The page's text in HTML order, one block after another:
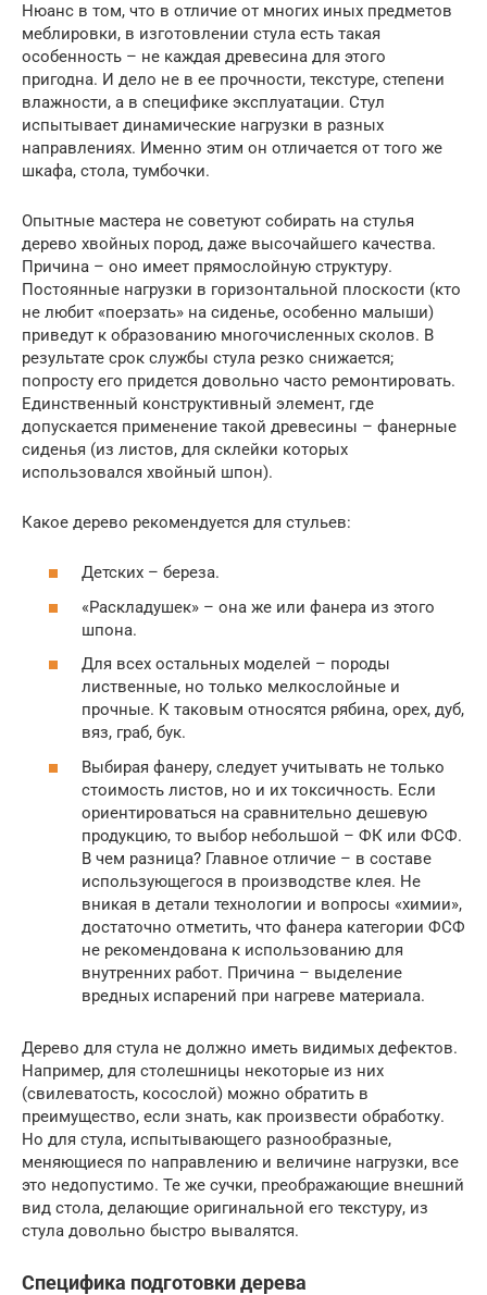
Нюанс в том, что в отличие от многих иных предметов
меблировки, в изготовлении стула есть такая
особенность – не каждая древесина для этого
пригодна. И дело не в ее прочности, текстуре, степени
влажности, а в специфике эксплуатации. Стул
испытывает динамические нагрузки в разных
направлениях. Именно этим он отличается от того же
шкафа, стола, тумбочки.
Опытные мастера не советуют собирать на стулья
дерево хвойных пород, даже высочайшего качества.
Причина – оно имеет прямослойную структуру.
Постоянные нагрузки в горизонтальной плоскости (кто
не любит «поерзать» на сиденье, особенно малыши)
приведут к образованию многочисленных сколов. В
результате срок службы стула резко снижается;
попросту его придется довольно часто ремонтировать.
Единственный конструктивный элемент, где
допускается применение такой древесины – фанерные
сиденья (из листов, для склейки которых
использовался хвойный шпон).
Какое дерево рекомендуется для стульев:
Детских – береза.
«Раскладушек» – она же или фанера из этого
шпона.
Для всех остальных моделей – породы
лиственные, но только мелкослойные и
прочные. К таковым относятся рябина, орех, дуб,
вяз, граб, бук.
Выбирая фанеру, следует учитывать не только
стоимость листов, но и их токсичность. Если
ориентироваться на сравнительно дешевую
продукцию, то выбор небольшой – ФК или ФСФ.
В чем разница? Главное отличие – в составе
использующегося в производстве клея. Не
вникая в детали технологии и вопросы «химии»,
достаточно отметить, что фанера категории ФСФ
не рекомендована к использованию для
внутренних работ. Причина – выделение
вредных испарений при нагреве материала.
Дерево для стула не должно иметь видимых дефектов.
Например, для столешницы некоторые из них
(свилеватость, косослой) можно обратить в
преимущество, если знать, как произвести обработку.
Но для стула, испытывающего разнообразные,
меняющиеся по направлению и величине нагрузки, все
это недопустимо. Те же сучки, преображающие внешний
вид стола, делающие оригинальной его текстуру, из
стула довольно быстро вывалятся.
Специфика подготовки дерева